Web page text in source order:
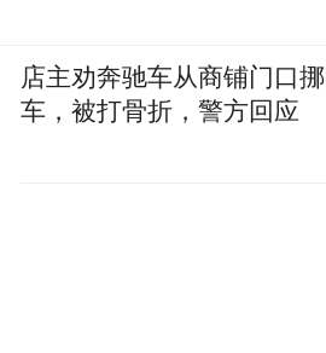
店主劝奔驰车从商铺门口挪
车，被打骨折，警方回应